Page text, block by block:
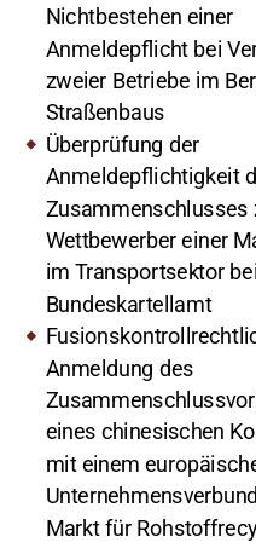
Nichtbestehen einer
Anmeldepflicht bei
zweier Betriebe im
Straßenbaus
Überprüfung der
Anmeldepflichtigkeit
Zusammenschlusses
Wettbewerber einer
im Transportsektor
Bundeskartellamt
Anmeldung des
eines chinesischen
mit einem
Markt für